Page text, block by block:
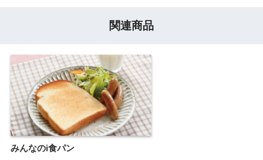
関連商品
みんなのi食パン